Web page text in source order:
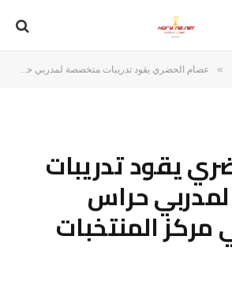
» عصام الحضري يقود تدريبات متخصصة لمدربي حراس المرمى في مركز المنتخبات الوطنية
يقود تدريبات
حراس
المنتخبات